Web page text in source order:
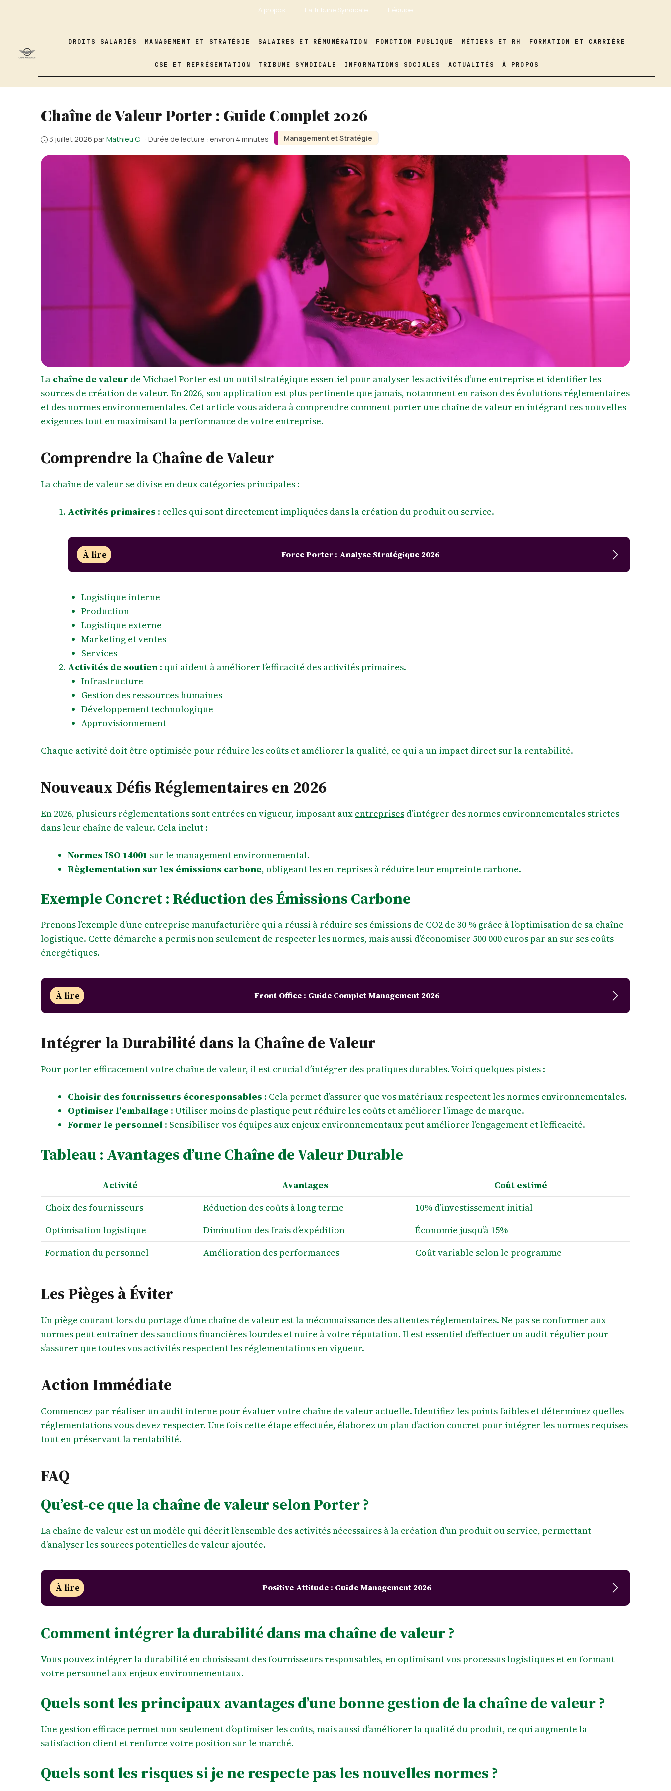
au
À propos La Tribune Syndicale L’équipe
DROITS SALARIÉS MANAGEMENT ET STRATÉGIE SALAIRES ET RÉMUNÉRATION FONCTION PUBLIQUE MÉTIERS ET RH FORMATION ET CARRIÈRE
CSE ET REPRÉSENTATION TRIBUNE SYNDICALE INFORMATIONS SOCIALES ACTUALITÉS À PROPOS
Management et Stratégie
Chaîne de Valeur Porter : Guide Complet 2026
3 juillet 2026 parMathieu C. · Durée de lecture : environ 4 minutes
La chaîne de valeur de Michael Porter est un outil stratégique essentiel pour analyser les activités d’une entreprise et identifier les
sources de création de valeur. En 2026, son application est plus pertinente que jamais, notamment en raison des évolutions réglementaires
et des normes environnementales. Cet article vous aidera à comprendre comment porter une chaîne de valeur en intégrant ces nouvelles
exigences tout en maximisant la performance de votre entreprise.
Comprendre la Chaîne de Valeur
La chaîne de valeur se divise en deux catégories principales :
Activités primaires : celles qui sont directement impliquées dans la création du produit ou service.
À lire Force Porter : Analyse Stratégique 2026
Logistique interne
Production
Logistique externe
Marketing et ventes
Services
Activités de soutien : qui aident à améliorer l’efficacité des activités primaires.
Infrastructure
Gestion des ressources humaines
Développement technologique
Approvisionnement
Chaque activité doit être optimisée pour réduire les coûts et améliorer la qualité, ce qui a un impact direct sur la rentabilité.
Nouveaux Défis Réglementaires en 2026
En 2026, plusieurs réglementations sont entrées en vigueur, imposant aux entreprises d’intégrer des normes environnementales strictes
dans leur chaîne de valeur. Cela inclut :
Normes ISO 14001 sur le management environnemental.
Règlementation sur les émissions carbone, obligeant les entreprises à réduire leur empreinte carbone.
Exemple Concret : Réduction des Émissions Carbone
Prenons l’exemple d’une entreprise manufacturière qui a réussi à réduire ses émissions de CO2 de 30 % grâce à l’optimisation de sa chaîne
logistique. Cette démarche a permis non seulement de respecter les normes, mais aussi d’économiser 500 000 euros par an sur ses coûts
énergétiques.
À lire Front Office : Guide Complet Management 2026
Intégrer la Durabilité dans la Chaîne de Valeur
Pour porter efficacement votre chaîne de valeur, il est crucial d’intégrer des pratiques durables. Voici quelques pistes :
Choisir des fournisseurs écoresponsables : Cela permet d’assurer que vos matériaux respectent les normes environnementales.
Optimiser l’emballage : Utiliser moins de plastique peut réduire les coûts et améliorer l’image de marque.
Former le personnel : Sensibiliser vos équipes aux enjeux environnementaux peut améliorer l’engagement et l’efficacité.
Tableau : Avantages d’une Chaîne de Valeur Durable
Activité Avantages
Coût estimé
Choix des fournisseurs
Réduction des coûts à long terme
10% d’investissement initial
Optimisation logistique
Diminution des frais d’expédition
Économie jusqu’à 15%
Formation du personnel
Amélioration des performances Coût variable selon le programme
Les Pièges à Éviter
Un piège courant lors du portage d’une chaîne de valeur est la méconnaissance des attentes réglementaires. Ne pas se conformer aux
normes peut entraîner des sanctions financières lourdes et nuire à votre réputation. Il est essentiel d’effectuer un audit régulier pour
s’assurer que toutes vos activités respectent les réglementations en vigueur.
Action Immédiate
Commencez par réaliser un audit interne pour évaluer votre chaîne de valeur actuelle. Identifiez les points faibles et déterminez quelles
réglementations vous devez respecter. Une fois cette étape effectuée, élaborez un plan d’action concret pour intégrer les normes requises
tout en préservant la rentabilité.
FAQ
Qu’est-ce que la chaîne de valeur selon Porter ?
La chaîne de valeur est un modèle qui décrit l’ensemble des activités nécessaires à la création d’un produit ou service, permettant
d’analyser les sources potentielles de valeur ajoutée.
À lire Positive Attitude : Guide Management 2026
Comment intégrer la durabilité dans ma chaîne de valeur ?
Vous pouvez intégrer la durabilité en choisissant des fournisseurs responsables, en optimisant vosprocessuslogistiques et en formant
votre personnel aux enjeux environnementaux.
Quels sont les principaux avantages d’une bonne gestion de la chaîne de valeur ?
Une gestion efficace permet non seulement d’optimiser les coûts, mais aussi d’améliorer la qualité du produit, ce qui augmente la
satisfaction client et renforce votre position sur le marché.
Quels sont les risques si je ne respecte pas les nouvelles normes ?